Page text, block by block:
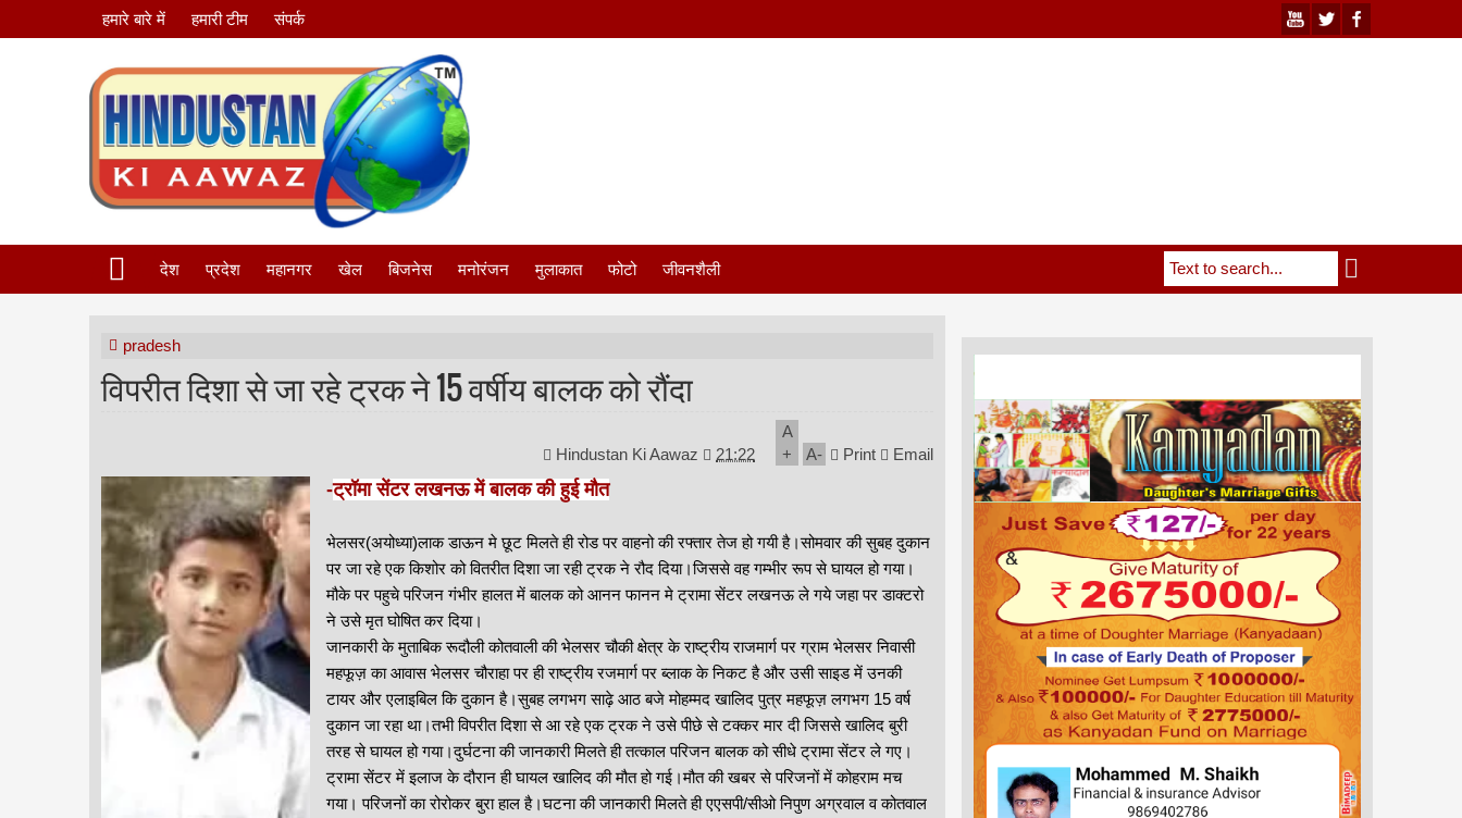
हमारे बारे में हमारी टीम संपर्क
देश प्रदेश महानगर खेल बिजनेस मनोरंजन मुलाकात फोटो जीवनशैली
pradesh
विपरीत दिशा से जा रहे ट्रक ने 15 वर्षीय बालक को रौंदा
Hindustan Ki Aawaz 21:22
A
+
A- Print Email
-ट्रॉमा सेंटर लखनऊ में बालक की हुई मौत
भेलसर(अयोध्या)लाक डाऊन मे छूट मिलते ही रोड पर वाहनो की रफ्तार तेज हो गयी है।सोमवार की सुबह दुकान
पर जा रहे एक किशोर को वितरीत दिशा जा रही ट्रक ने रौद दिया।जिससे वह गम्भीर रूप से घायल हो गया।
मौके पर पहुचे परिजन गंभीर हालत में बालक को आनन फानन मे ट्रामा सेंटर लखनऊ ले गये जहा पर डाक्टरो
ने उसे मृत घोषित कर दिया।
जानकारी के मुताबिक रूदौली कोतवाली की भेलसर चौकी क्षेत्र के राष्ट्रीय राजमार्ग पर ग्राम भेलसर निवासी
महफूज़ का आवास भेलसर चौराहा पर ही राष्ट्रीय रजमार्ग पर ब्लाक के निकट है और उसी साइड में उनकी
टायर और एलाइबिल कि दुकान है।सुबह लगभग साढ़े आठ बजे मोहम्मद खालिद पुत्र महफूज़ लगभग 15 वर्ष
दुकान जा रहा था।तभी विपरीत दिशा से आ रहे एक ट्रक ने उसे पीछे से टक्कर मार दी जिससे खालिद बुरी
तरह से घायल हो गया।दुर्घटना की जानकारी मिलते ही तत्काल परिजन बालक को सीधे ट्रामा सेंटर ले गए।
ट्रामा सेंटर में इलाज के दौरान ही घायल खालिद की मौत हो गई।मौत की खबर से परिजनों में कोहराम मच
गया। परिजनों का रोरोकर बुरा हाल है।घटना की जानकारी मिलते ही एएसपी/सीओ निपुण अग्रवाल व कोतवाल